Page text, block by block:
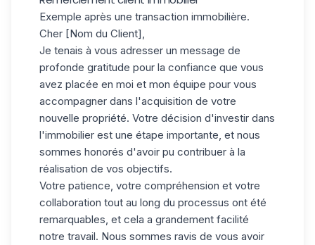
Exemple après une transaction immobilière.
Cher [Nom du Client],
Je tenais à vous adresser un message de
profonde gratitude pour la confiance que vous
avez placée en moi et mon équipe pour vous
accompagner dans l'acquisition de votre
nouvelle propriété. Votre décision d'investir dans
l'immobilier est une étape importante, et nous
sommes honorés d'avoir pu contribuer à la
réalisation de vos objectifs.
Votre patience, votre compréhension et votre
collaboration tout au long du processus ont été
remarquables, et cela a grandement facilité
notre travail. Nous sommes ravis de vous avoir